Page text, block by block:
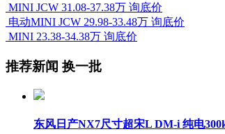
MINI JCW 31.08-37.38万 询底价
电动MINI JCW 29.98-33.48万 询底价
MINI 23.38-34.38万 询底价
推荐新闻 换一批
东风日产NX7尺寸超宋L DM-i 纯电